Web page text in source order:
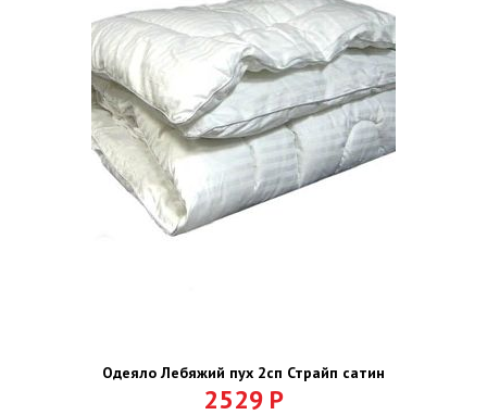
Одеяло Лебяжий пух 2сп Страйп сатин
2529 Р